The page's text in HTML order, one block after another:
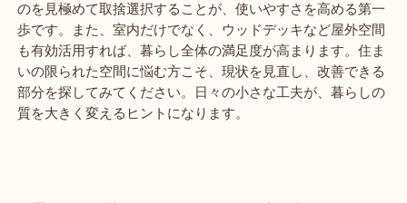
のを見極めて取捨選択することが、使いやすさを高める第一
歩です。また、室内だけでなく、ウッドデッキなど屋外空間
も有効活用すれば、暮らし全体の満足度が高まります。住ま
いの限られた空間に悩む方こそ、現状を見直し、改善できる
部分を探してみてください。日々の小さな工夫が、暮らしの
質を大きく変えるヒントになります。